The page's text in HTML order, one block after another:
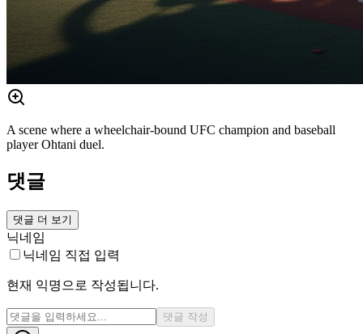
A scene where a wheelchair-bound UFC champion and baseball
player Ohtani duel.
댓글
댓글 더 보기
닉네임
닉네임 직접 입력
현재 익명으로 작성됩니다.
댓글 작성